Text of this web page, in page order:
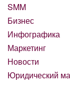
SMM
Бизнес
Инфографика
Маркетинг
Новости
Юридический